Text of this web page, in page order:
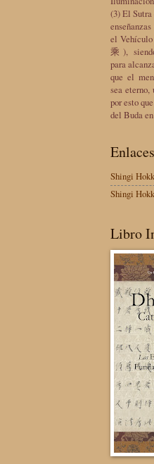
(3) El
el
乘),
para
que el
sea eterno,
por esto
del Buda
Enlaces
Shingi
Shingi
Libro